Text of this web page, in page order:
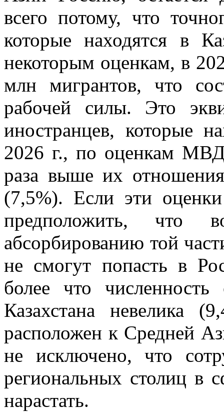
всего потому, что
которые находятся в
некоторым оценкам, в
млн мигрантов, что
рабочей силы. Это
иностранцев, которые
2026 г., по оценкам
раза выше их
(7,5%). Если эти
предположить, что
абсорбированию той
не смогут попасть в
более что
Казахстана невелика
расположен к Средней
не исключено, что
региональных столиц в
нарастать.